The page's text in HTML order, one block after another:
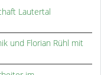
Lautertal
und Florian Rühl mit